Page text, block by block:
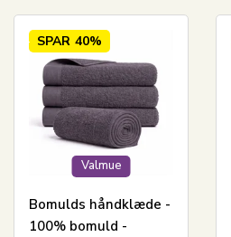
Valmue
SPAR 40%
Bomulds håndklæde -
100% bomuld -